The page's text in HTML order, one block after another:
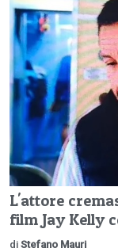
L'attore
film Jay Kelly
di Stefano Mauri